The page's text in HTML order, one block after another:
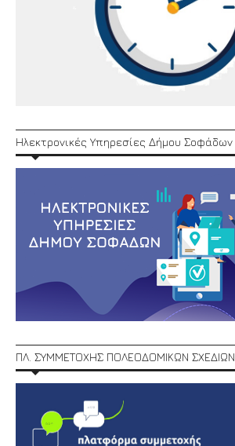
Ηλεκτρονικές Υπηρεσίες Δήμου Σοφάδων
ΠΛ. ΣΥΜΜΕΤΟΧΗΣ ΠΟΛΕΟΔΟΜΙΚΩΝ ΣΧΕΔΙΩΝ